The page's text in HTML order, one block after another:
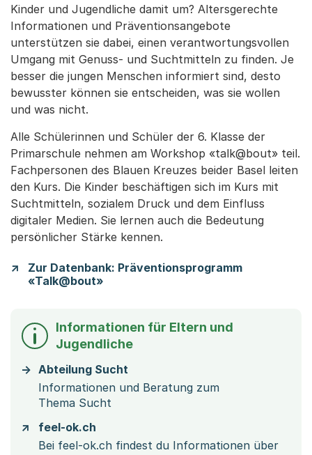
Kinder und Jugendliche damit um? Altersgerechte
Informationen und Präventionsangebote
unterstützen sie dabei, einen verantwortungsvollen
Umgang mit Genuss- und Suchtmitteln zu finden. Je
besser die jungen Menschen informiert sind, desto
bewusster können sie entscheiden, was sie wollen
und was nicht.
Alle Schülerinnen und Schüler der 6. Klasse der
Primarschule nehmen am Workshop «talk@bout» teil.
Fachpersonen des Blauen Kreuzes beider Basel leiten
den Kurs. Die Kinder beschäftigen sich im Kurs mit
Suchtmitteln, sozialem Druck und dem Einfluss
digitaler Medien. Sie lernen auch die Bedeutung
persönlicher Stärke kennen.
Zur Datenbank: Präventionsprogramm
«Talk@bout»
Informationen für Eltern und
Jugendliche
Abteilung Sucht
Informationen und Beratung zum
Thema Sucht
feel-ok.ch
Bei feel-ok.ch findest du Informationen über